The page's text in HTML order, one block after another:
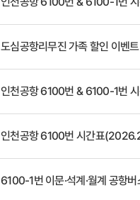
도심공항리무진 가족 할인 이벤트
인천공항 6100번 & 6100-1번
인천공항 6100번 시간표
6100-1번 이문·석계·월계 공항